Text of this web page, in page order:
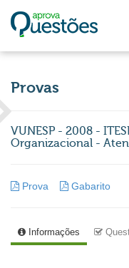
Provas
VUNESP - 2008 -
Organizacional -
Prova Gabarito
Informações